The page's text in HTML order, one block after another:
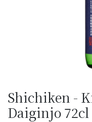
Shichiken -
Daiginjo 72cl